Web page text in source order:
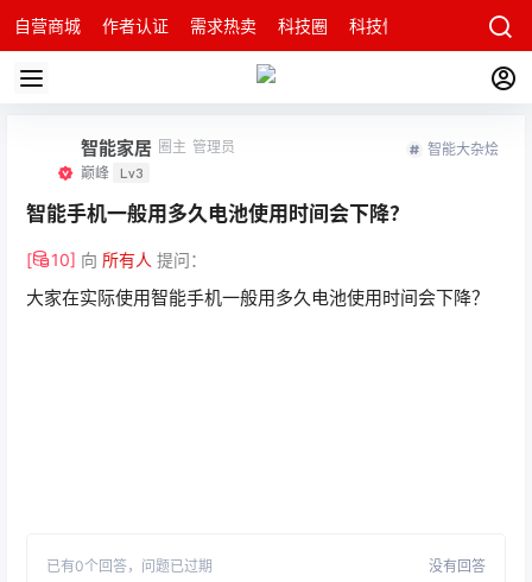
自营商城 作者认证 需求热卖 科技圈 科技快讯 智能科技问
智能家居 圈主 管理员
巅峰 Lv3
智能大杂烩
智能手机一般用多久电池使用时间会下降？
[ 10] 向 所有人 提问：
大家在实际使用智能手机一般用多久电池使用时间会下降？
已有0个回答， 问题已过期 没有回答